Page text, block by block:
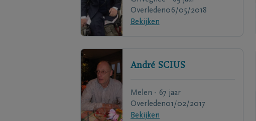
Overleden06/05/2018
Bekijken
André SCIUS
Melen - 67 jaar
Overleden01/02/2017
Bekijken